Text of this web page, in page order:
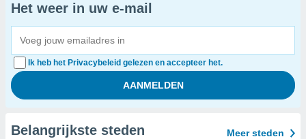
Het weer in uw e-mail
Ik heb het Privacybeleid gelezen en accepteer het.
Belangrijkste steden Meer steden